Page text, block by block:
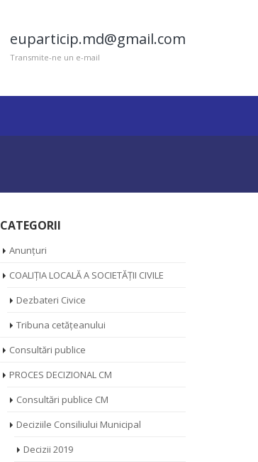
euparticip.md@gmail.com
Transmite-ne un e-mail
CATEGORII
Anunțuri
COALIȚIA LOCALĂ A SOCIETĂȚII CIVILE
Dezbateri Civice
Tribuna cetățeanului
Consultări publice
PROCES DECIZIONAL CM
Consultări publice CM
Deciziile Consiliului Municipal
Decizii 2019